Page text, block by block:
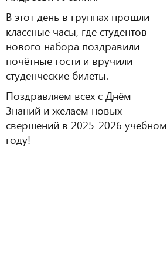
В этот день в группах прошли
классные часы, где студентов
нового набора поздравили
почётные гости и вручили
студенческие билеты.
Поздравляем всех с Днём
Знаний и желаем новых
свершений в 2025-2026 учебном
году!